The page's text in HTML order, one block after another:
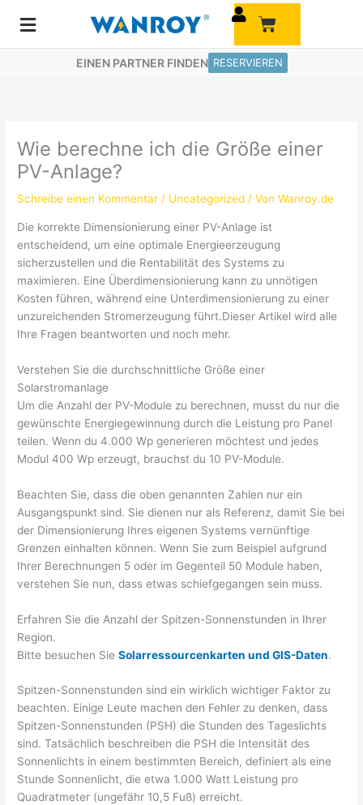
Inhalt
Warenkorb
EINEN PARTNER FINDEN RESERVIEREN
Wie berechne ich die Größe einer
PV-Anlage?
Schreibe einen Kommentar / Uncategorized / VonWanroy.de
Die korrekte Dimensionierung einer PV-Anlage ist
entscheidend, um eine optimale Energieerzeugung
sicherzustellen und die Rentabilität des Systems zu
maximieren. Eine Überdimensionierung kann zu unnötigen
Kosten führen, während eine Unterdimensionierung zu einer
unzureichenden Stromerzeugung führt.Dieser Artikel wird alle
Ihre Fragen beantworten und noch mehr.
Verstehen Sie die durchschnittliche Größe einer
Solarstromanlage
Um die Anzahl der PV-Module zu berechnen, musst du nur die
gewünschte Energiegewinnung durch die Leistung pro Panel
teilen. Wenn du 4.000 Wp generieren möchtest und jedes
Modul 400 Wp erzeugt, brauchst du 10 PV-Module.
Beachten Sie, dass die oben genannten Zahlen nur ein
Ausgangspunkt sind. Sie dienen nur als Referenz, damit Sie bei
der Dimensionierung Ihres eigenen Systems vernünftige
Grenzen einhalten können. Wenn Sie zum Beispiel aufgrund
Ihrer Berechnungen 5 oder im Gegenteil 50 Module haben,
verstehen Sie nun, dass etwas schiefgegangen sein muss.
Erfahren Sie die Anzahl der Spitzen-Sonnenstunden in Ihrer
Region.
Bitte besuchen SieSolarressourcenkarten und GIS-Daten.
Spitzen-Sonnenstunden sind ein wirklich wichtiger Faktor zu
beachten. Einige Leute machen den Fehler zu denken, dass
Spitzen-Sonnenstunden (PSH) die Stunden des Tageslichts
sind. Tatsächlich beschreiben die PSH die Intensität des
Sonnenlichts in einem bestimmten Bereich, definiert als eine
Stunde Sonnenlicht, die etwa 1.000 Watt Leistung pro
Quadratmeter (ungefähr 10,5 Fuß) erreicht.